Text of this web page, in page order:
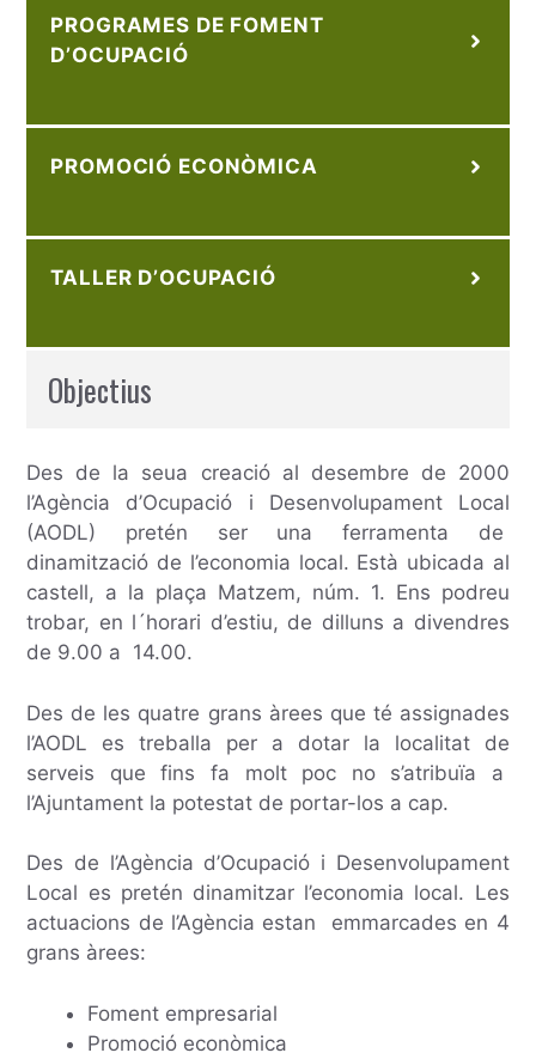
PROGRAMES DE FOMENT
D’OCUPACIÓ
PROMOCIÓ ECONÒMICA
TALLER D’OCUPACIÓ
Objectius
Des de la seua creació al desembre de 2000
l’Agència d’Ocupació i Desenvolupament Local
(AODL) pretén ser una ferramenta de
dinamització de l’economia local. Està ubicada al
castell, a la plaça Matzem, núm. 1. Ens podreu
trobar, en l´horari d’estiu, de dilluns a divendres
de 9.00 a 14.00.
Des de les quatre grans àrees que té assignades
l’AODL es treballa per a dotar la localitat de
serveis que fins fa molt poc no s’atribuïa a
l’Ajuntament la potestat de portar-los a cap.
Des de l’Agència d’Ocupació i Desenvolupament
Local es pretén dinamitzar l’economia local. Les
actuacions de l’Agència estan emmarcades en 4
grans àrees:
Foment empresarial
Promoció econòmica